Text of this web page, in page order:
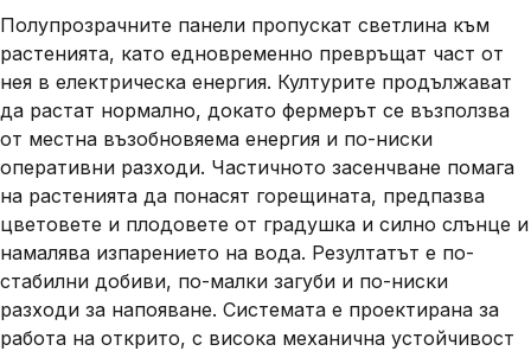
Полупрозрачните панели пропускат светлина към
растенията, като едновременно превръщат част от
нея в електрическа енергия. Културите продължават
да растат нормално, докато фермерът се възползва
от местна възобновяема енергия и по-ниски
оперативни разходи. Частичното засенчване помага
на растенията да понасят горещината, предпазва
цветовете и плодовете от градушка и силно слънце и
намалява изпарението на вода. Резултатът е по-
стабилни добиви, по-малки загуби и по-ниски
разходи за напояване. Системата е проектирана за
работа на открито, с висока механична устойчивост